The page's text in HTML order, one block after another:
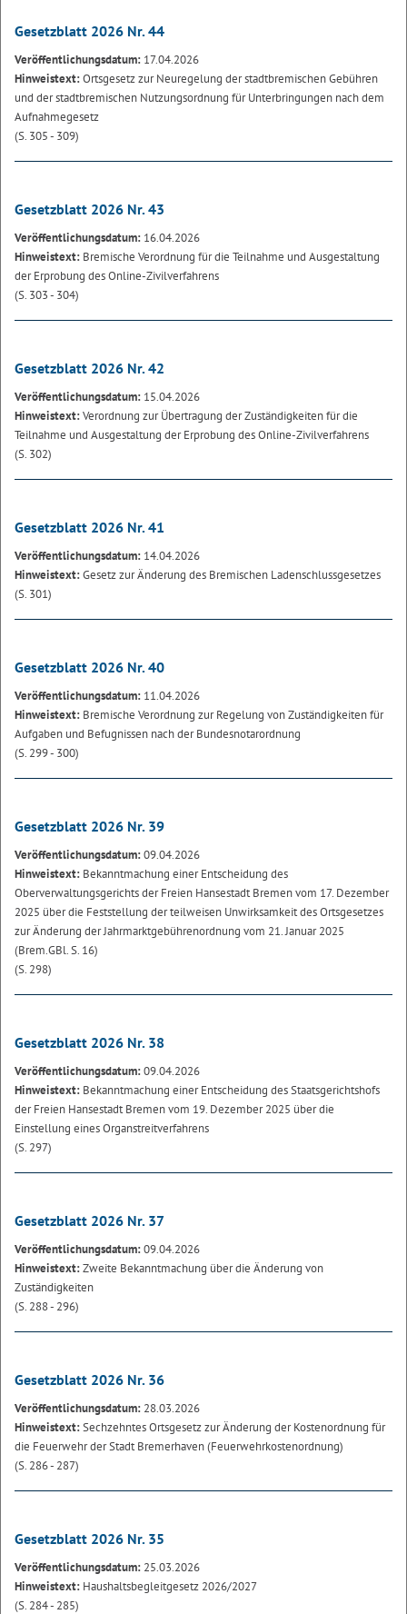
Gesetzblatt 2026 Nr. 44
Veröffentlichungsdatum: 17.04.2026
Hinweistext:Ortsgesetz zur Neuregelung der stadtbremischen Gebühren
und der stadtbremischen Nutzungsordnung für Unterbringungen nach dem
Aufnahmegesetz
(S. 305 - 309)
Gesetzblatt 2026 Nr. 43
Veröffentlichungsdatum: 16.04.2026
Hinweistext: Bremische Verordnung für die Teilnahme und Ausgestaltung
der Erprobung des Online-Zivilverfahrens
(S. 303 - 304)
Gesetzblatt 2026 Nr. 42
Veröffentlichungsdatum: 15.04.2026
Hinweistext:Verordnung zur Übertragung der Zuständigkeiten für die
Teilnahme und Ausgestaltung der Erprobung des Online-Zivilverfahrens
(S. 302)
Gesetzblatt 2026 Nr. 41
Veröffentlichungsdatum: 14.04.2026
Hinweistext:Gesetz zur Änderung des Bremischen Ladenschlussgesetzes
(S. 301)
Gesetzblatt 2026 Nr. 40
Veröffentlichungsdatum: 11.04.2026
Hinweistext: Bremische Verordnung zur Regelung von Zuständigkeiten für
Aufgaben und Befugnissen nach der Bundesnotarordnung
(S. 299 - 300)
Gesetzblatt 2026 Nr. 39
Veröffentlichungsdatum:09.04.2026
Hinweistext: Bekanntmachung einer Entscheidung des
Oberverwaltungsgerichts der Freien Hansestadt Bremen vom 17. Dezember
2025 über die Feststellung der teilweisen Unwirksamkeit des Ortsgesetzes
zur Änderung der Jahrmarktgebührenordnung vom 21. Januar 2025
(Brem.GBl. S. 16)
(S. 298)
Gesetzblatt 2026 Nr. 38
Veröffentlichungsdatum:09.04.2026
Hinweistext: Bekanntmachung einer Entscheidung des Staatsgerichtshofs
der Freien Hansestadt Bremen vom 19. Dezember 2025 über die
Einstellung eines Organstreitverfahrens
(S. 297)
Gesetzblatt 2026 Nr. 37
Veröffentlichungsdatum:09.04.2026
Hinweistext:Zweite Bekanntmachung über die Änderung von
Zuständigkeiten
(S. 288 - 296)
Gesetzblatt 2026 Nr. 36
Veröffentlichungsdatum: 28.03.2026
Hinweistext:Sechzehntes Ortsgesetz zur Änderung der Kostenordnung für
die Feuerwehr der Stadt Bremerhaven (Feuerwehrkostenordnung)
(S. 286 - 287)
Gesetzblatt 2026 Nr. 35
Veröffentlichungsdatum: 25.03.2026
Hinweistext: Haushaltsbegleitgesetz 2026/2027
(S. 284 - 285)